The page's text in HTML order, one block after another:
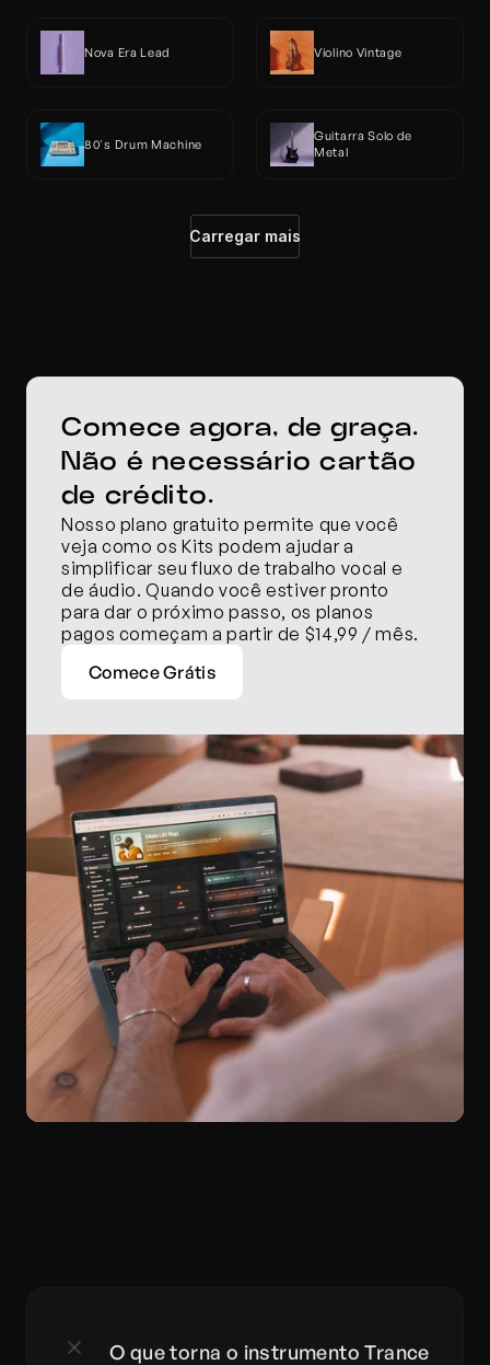
Nova Era Lead Violino Vintage
80's Drum Machine
Guitarra Solo de
Metal
Carregar mais
Comece agora, de graça.
Não é necessário cartão
de crédito.
Nosso plano gratuito permite que você
veja como os Kits podem ajudar a
simplificar seu fluxo de trabalho vocal e
de áudio. Quando você estiver pronto
para dar o próximo passo, os planos
pagos começam a partir de $14,99 / mês.
Comece Grátis
O que torna o instrumento Trance